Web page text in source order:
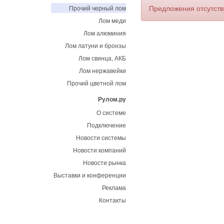
Прочий черный лом
Лом меди
Лом алюминия
Лом латуни и бронзы
Лом свинца, АКБ
Лом нержавейки
Прочий цветной лом
Рулом.ру
О системе
Подключение
Новости системы
Новости компаний
Новости рынка
Выставки и конференции
Реклама
Контакты
Предложения